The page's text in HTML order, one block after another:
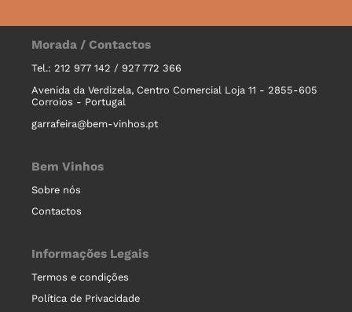
Morada / Contactos
Tel.: 212 977 142 / 927 772 366
Avenida da Verdizela, Centro Comercial Loja 11 - 2855-605
Corroios - Portugal
garrafeira@bem-vinhos.pt
Bem Vinhos
Sobre nós
Contactos
Informações Legais
Termos e condições
Política de Privacidade